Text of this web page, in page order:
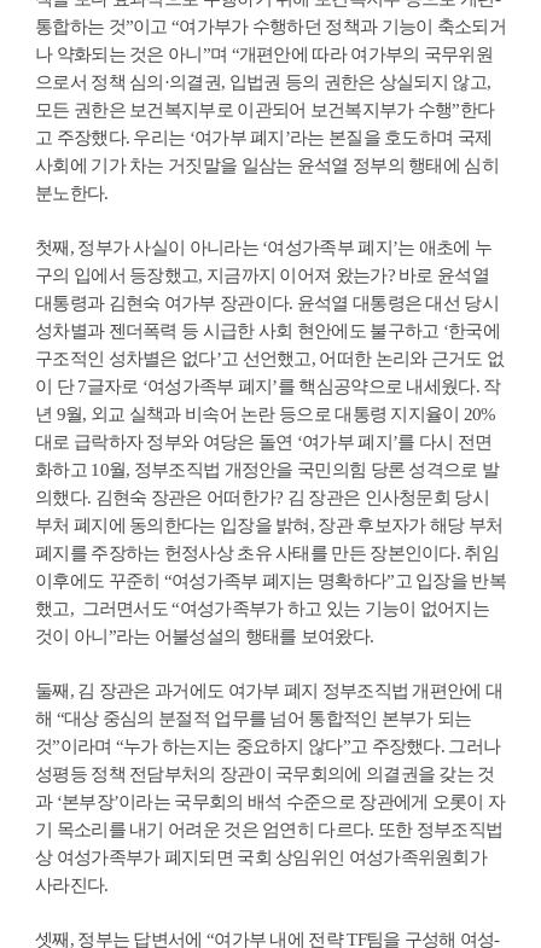
통합하는 것”이고 “여가부가 수행하던 정책과 기능이 축소되거
나 약화되는 것은 아니”며 “개편안에 따라 여가부의 국무위원
으로서 정책 심의·의결권, 입법권 등의 권한은 상실되지 않고,
모든 권한은 보건복지부로 이관되어 보건복지부가 수행”한다
고 주장했다. 우리는 ‘여가부 폐지’라는 본질을 호도하며 국제
사회에 기가 차는 거짓말을 일삼는 윤석열 정부의 행태에 심히
분노한다.
첫째, 정부가 사실이 아니라는 ‘여성가족부 폐지’는 애초에 누
구의 입에서 등장했고, 지금까지 이어져 왔는가? 바로 윤석열
대통령과 김현숙 여가부 장관이다. 윤석열 대통령은 대선 당시
성차별과 젠더폭력 등 시급한 사회 현안에도 불구하고 ‘한국에
구조적인 성차별은 없다’고 선언했고, 어떠한 논리와 근거도 없
이 단 7글자로 ‘여성가족부 폐지’를 핵심공약으로 내세웠다. 작
년 9월, 외교 실책과 비속어 논란 등으로 대통령 지지율이 20%
대로 급락하자 정부와 여당은 돌연 ‘여가부 폐지’를 다시 전면
화하고 10월, 정부조직법 개정안을 국민의힘 당론 성격으로 발
의했다. 김현숙 장관은 어떠한가? 김 장관은 인사청문회 당시
부처 폐지에 동의한다는 입장을 밝혀, 장관 후보자가 해당 부처
폐지를 주장하는 헌정사상 초유 사태를 만든 장본인이다. 취임
이후에도 꾸준히 “여성가족부 폐지는 명확하다”고 입장을 반복
했고, 그러면서도 “여성가족부가 하고 있는 기능이 없어지는
것이 아니”라는 어불성설의 행태를 보여왔다.
둘째, 김 장관은 과거에도 여가부 폐지 정부조직법 개편안에 대
해 “대상 중심의 분절적 업무를 넘어 통합적인 본부가 되는
것”이라며 “누가 하는지는 중요하지 않다”고 주장했다. 그러나
성평등 정책 전담부처의 장관이 국무회의에 의결권을 갖는 것
과 ‘본부장’이라는 국무회의 배석 수준으로 장관에게 오롯이 자
기 목소리를 내기 어려운 것은 엄연히 다르다. 또한 정부조직법
상 여성가족부가 폐지되면 국회 상임위인 여성가족위원회가
사라진다.
셋째, 정부는 답변서에 “여가부 내에 전략 TF팀을 구성해 여성-